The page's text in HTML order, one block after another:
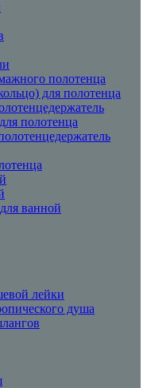
полотенца
для полотенца
полотенца
ванной
лейки
душа